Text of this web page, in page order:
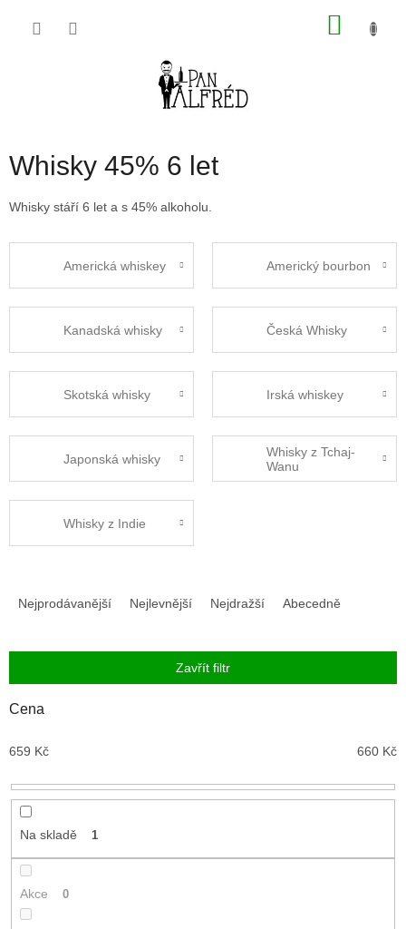
Whisky 45% 6 let
Whisky stáří 6 let a s 45% alkoholu.
Americká whiskey Americký bourbon
Kanadská whisky Česká Whisky
Skotská whisky Irská whiskey
Japonská whisky
Whisky z Tchaj-
Wanu
Whisky z Indie
í
p
d
u
k
Nejprodávanější Nejlevnější Nejdražší Abecedně
Zavřít filtr
Cena
659 Kč 660 Kč
Na skladě 1
Akce 0